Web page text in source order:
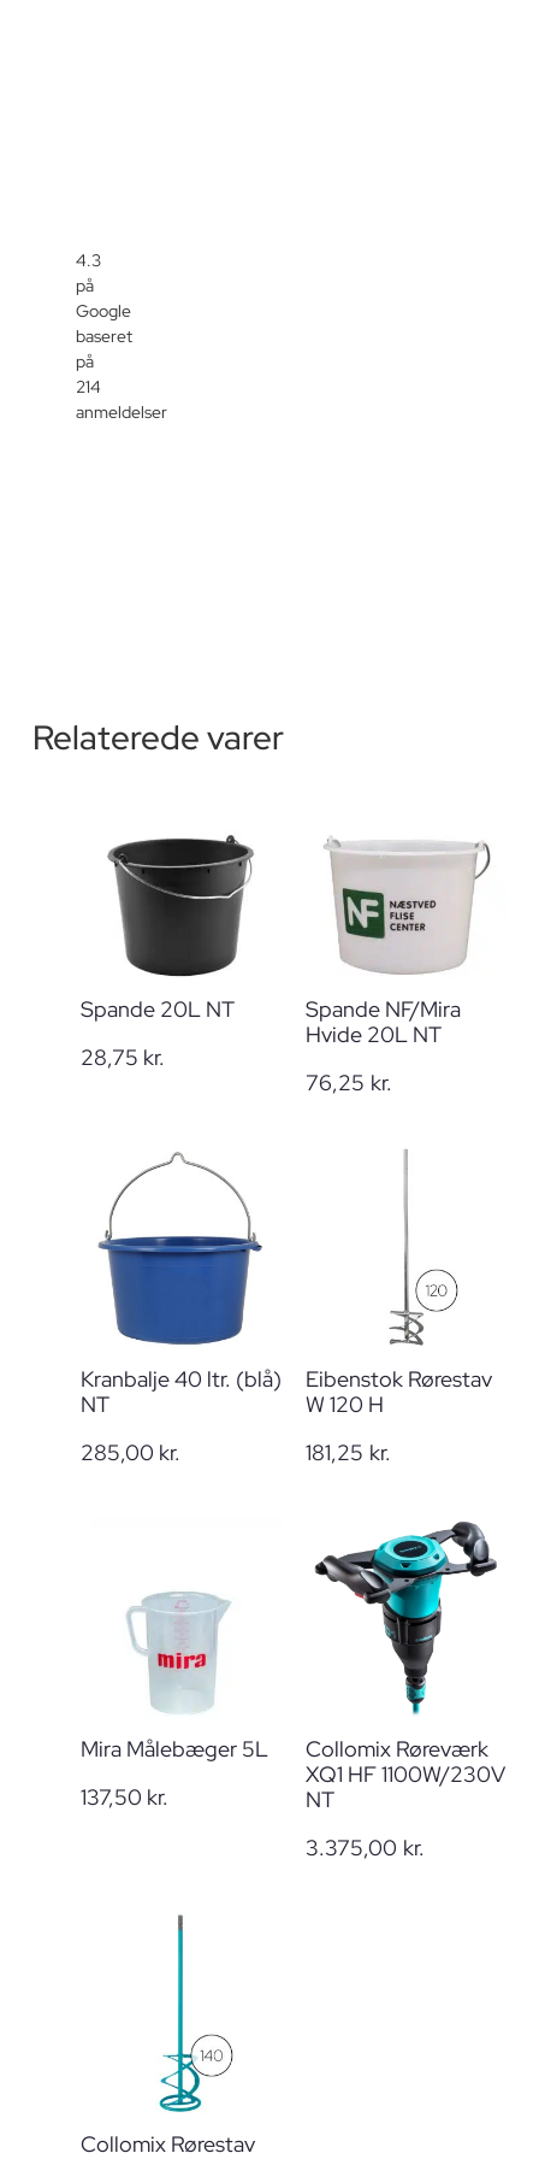
4.3
på
Google
baseret
på
214
anmeldelser
Relaterede varer
Spande 20L NT
28,75 kr.
Spande NF/Mira
Hvide 20L NT
76,25 kr.
Kranbalje 40 ltr. (blå)
NT
285,00 kr.
Eibenstok Rørestav
W 120 H
181,25 kr.
Mira Målebæger 5L
137,50 kr.
Collomix Røreværk
XQ1 HF 1100W/230V
NT
3.375,00 kr.
Collomix Rørestav